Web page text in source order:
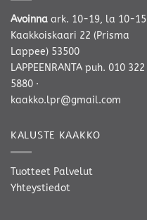
Avoinna ark. 10-19, la 10-15
Kaakkoiskaari 22 (Prisma
Lappee) 53500
LAPPEENRANTA puh. 010 322
5880 ·
kaakko.lpr@gmail.com
KALUSTE KAAKKO
Tuotteet Palvelut
Yhteystiedot